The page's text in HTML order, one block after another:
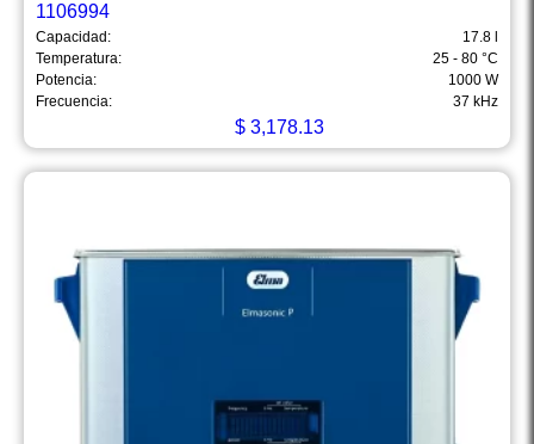
1106994
Capacidad:
17.8 l
Temperatura:
25 - 80 °C
Potencia:
1000 W
Frecuencia:
37 kHz
$3,178.13